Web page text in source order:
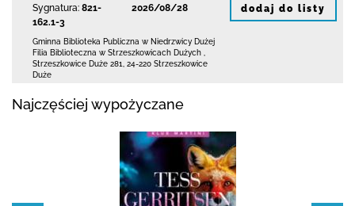
Sygnatura: 821-
162.1-3
2026/08/28
Gminna Biblioteka Publiczna w Niedrzwicy Dużej
Filia Biblioteczna w Strzeszkowicach Dużych
Strzeszkowice Duże 281
24-220 Strzeszkowice
Duże
dodaj do listy
Najczęściej wypożyczane